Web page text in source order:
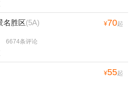
名胜区(5A) ¥70起
6674条评论
¥55起